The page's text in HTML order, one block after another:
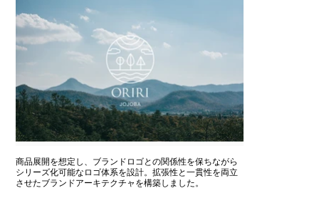
商品展開を想定し、ブランドロゴとの関係性を保ちながら
シリーズ化可能なロゴ体系を設計。拡張性と一貫性を両立
させたブランドアーキテクチャを構築しました。